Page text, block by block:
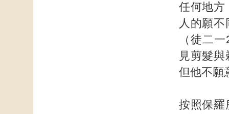
任何地方
人的願
（徒二
見剪髮
但他不願
按照保羅